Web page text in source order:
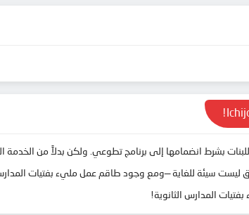
للبنات بشرط انضمامها إلى برنامج تطوعي. ولكن بدلاً من
سيئة للغاية —ومع وجود طاقم عمل مليء بفتيات المدارس
المدارس الثانوية!